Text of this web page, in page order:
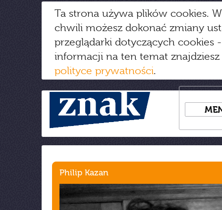
Ta strona używa plików cookies.
chwili możesz dokonać zmiany
przeglądarki dotyczących cookies
informacji na ten temat
polityce prywatności.
Philip Kazan